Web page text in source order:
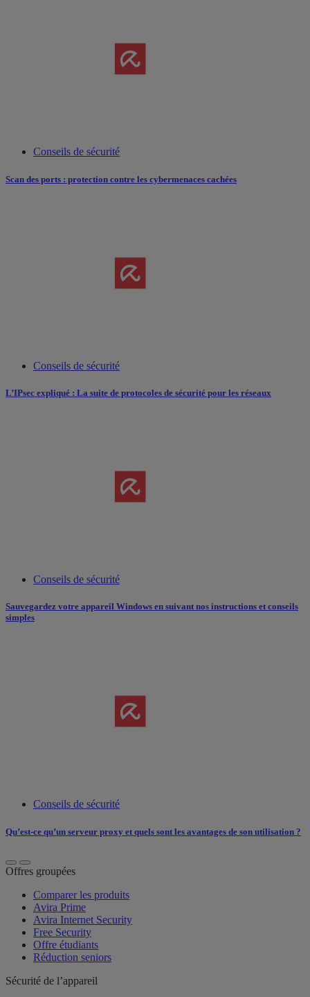
Conseils de sécurité
Scan des ports : protection contre les cybermenaces cachées
Conseils de sécurité
L’IPsec expliqué : La suite de protocoles de sécurité pour les réseaux
Conseils de sécurité
Sauvegardez votre appareil Windows en suivant nos instructions et conseils
simples
Conseils de sécurité
Qu’est-ce qu’un serveur proxy et quels sont les avantages de son utilisation ?
Offres groupées
Comparer les produits
Avira Prime
Avira Internet Security
Free Security
Offre étudiants
Réduction seniors
Sécurité de l’appareil